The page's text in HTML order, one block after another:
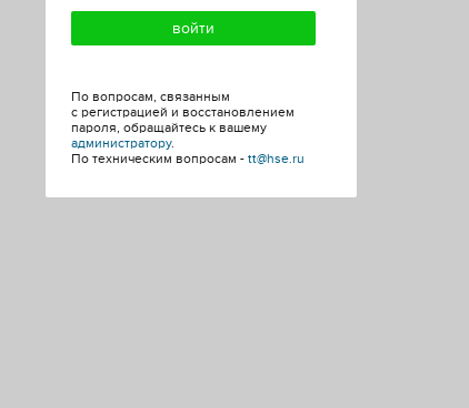
По вопросам, связанным
с регистрацией и восстановлением
пароля, обращайтесь к вашему
администратору.
По техническим вопросам - tt@hse.ru